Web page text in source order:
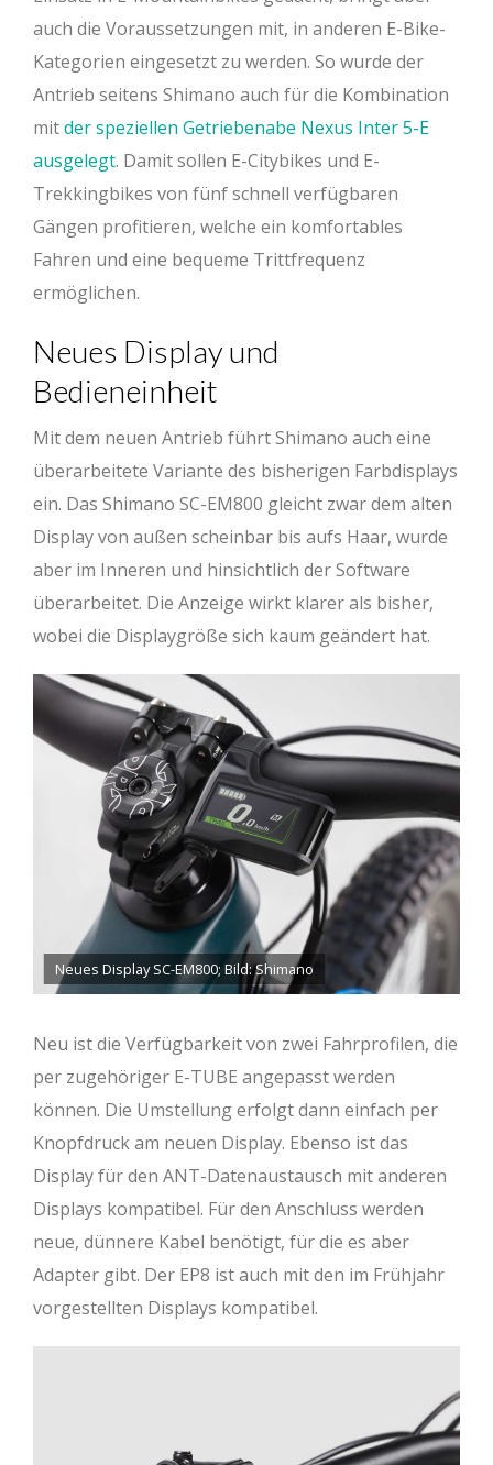
auch die Voraussetzungen mit, in anderen E-Bike-
Kategorien eingesetzt zu werden. So wurde der
Antrieb seitens Shimano auch für die Kombination
mitder speziellen Getriebenabe Nexus Inter 5-E
ausgelegt. Damit sollen E-Citybikes und E-
Trekkingbikes von fünf schnell verfügbaren
Gängen profitieren, welche ein komfortables
Fahren und eine bequeme Trittfrequenz
ermöglichen.
Neues Display und
Bedieneinheit
Mit dem neuen Antrieb führt Shimano auch eine
überarbeitete Variante des bisherigen Farbdisplays
ein. Das Shimano SC-EM800 gleicht zwar dem alten
Display von außen scheinbar bis aufs Haar, wurde
aber im Inneren und hinsichtlich der Software
überarbeitet. Die Anzeige wirkt klarer als bisher,
wobei die Displaygröße sich kaum geändert hat.
Neues Display SC-EM800; Bild: Shimano
Neu ist die Verfügbarkeit von zwei Fahrprofilen, die
per zugehöriger E-TUBE angepasst werden
können. Die Umstellung erfolgt dann einfach per
Knopfdruck am neuen Display. Ebenso ist das
Display für den ANT-Datenaustausch mit anderen
Displays kompatibel. Für den Anschluss werden
neue, dünnere Kabel benötigt, für die es aber
Adapter gibt. Der EP8 ist auch mit den im Frühjahr
vorgestellten Displays kompatibel.